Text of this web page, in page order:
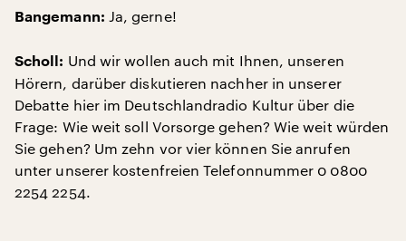
Bangemann: Ja, gerne!
Scholl: Und wir wollen auch mit Ihnen, unseren
Hörern, darüber diskutieren nachher in unserer
Debatte hier im Deutschlandradio Kultur über die
Frage: Wie weit soll Vorsorge gehen? Wie weit würden
Sie gehen? Um zehn vor vier können Sie anrufen
unter unserer kostenfreien Telefonnummer 0 0800
2254 2254.